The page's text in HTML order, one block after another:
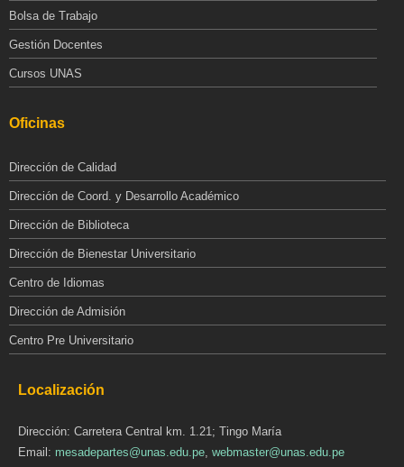
Bolsa de Trabajo
Gestión Docentes
Cursos UNAS
Oficinas
Dirección de Calidad
Dirección de Coord. y Desarrollo Académico
Dirección de Biblioteca
Dirección de Bienestar Universitario
Centro de Idiomas
Dirección de Admisión
Centro Pre Universitario
Localización
Dirección: Carretera Central km. 1.21; Tingo María
Email: mesadepartes@unas.edu.pe, webmaster@unas.edu.pe